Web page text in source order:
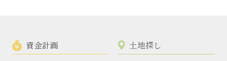
資金計画 土地探し